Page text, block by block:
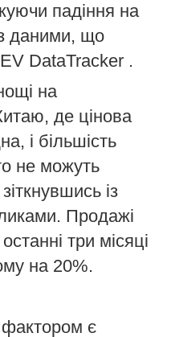
падіння на
з даними, що
DataTracker .
на
де цінова
і більшість
не можуть
із
Продажі
три місяці
на 20%.
є